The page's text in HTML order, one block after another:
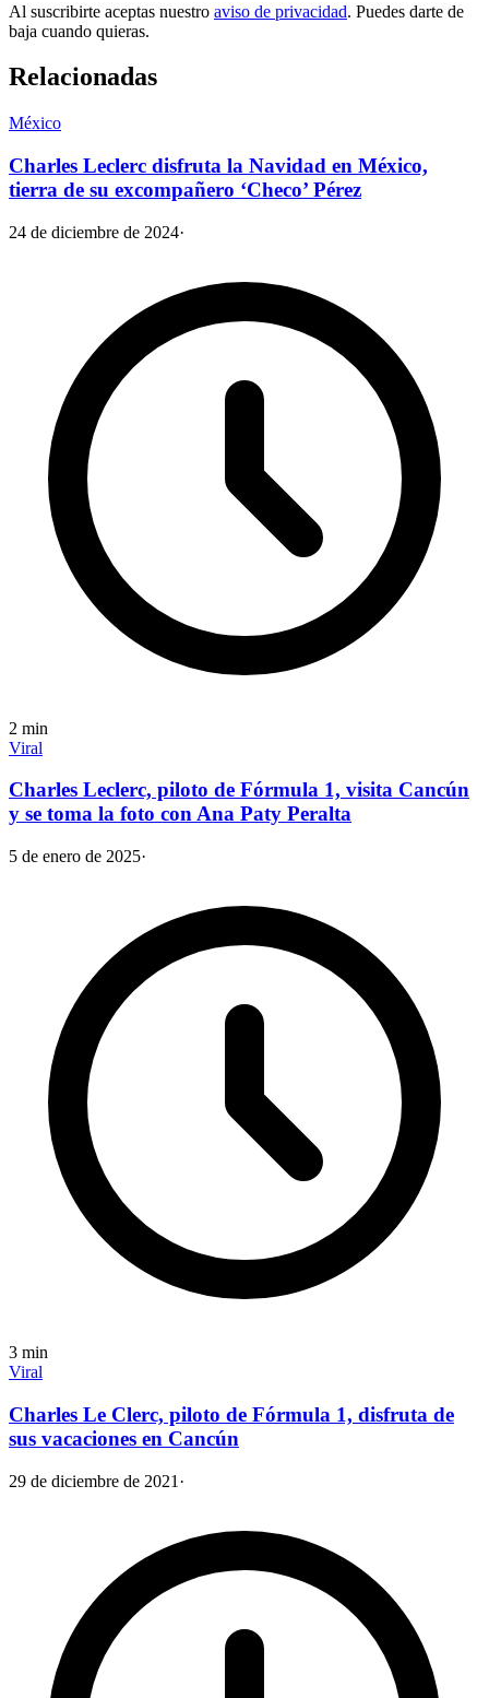
Al suscribirte aceptas nuestro aviso de privacidad. Puedes darte de
baja cuando quieras.
Relacionadas
México
Charles Leclerc disfruta la Navidad en México,
tierra de su excompañero ‘Checo’ Pérez
24 de diciembre de 2024·
2 min
Viral
Charles Leclerc, piloto de Fórmula 1, visita Cancún
y se toma la foto con Ana Paty Peralta
5 de enero de 2025·
3 min
Viral
Charles Le Clerc, piloto de Fórmula 1, disfruta de
sus vacaciones en Cancún
29 de diciembre de 2021 ·